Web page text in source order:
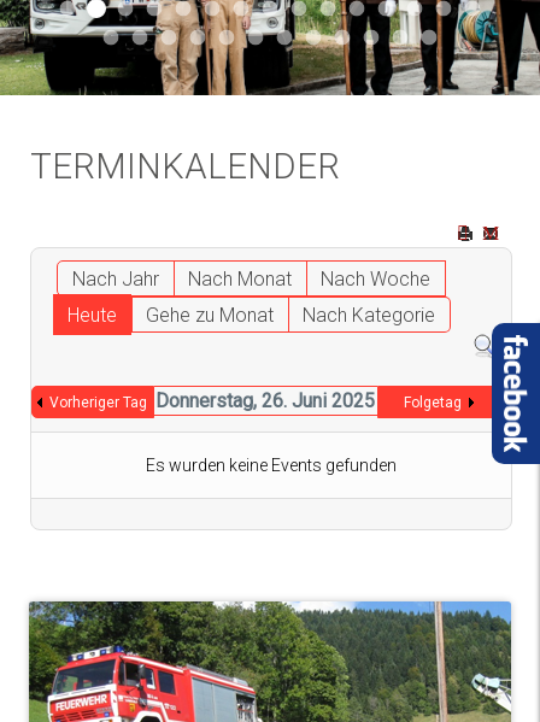
Aktuell 046
Aktuell 047
Start 011Aktuell 044
Aktuell 043
Aktuell 041
Aktuell 042
Aktuell 035
Aktuell 031
Aktuell 032
Aktuell 033
Aktuell 029
Aktuell 027
Aktuell 026
Start
Aktuell 024
Aktuell 019
Auto 010Start 010Start 002
Auto 002
Auto 009Auto 006Start 008
Start 005Start 003Start 006
TERMINKALENDER
Nach Jahr Nach Monat
Nach Woche
Heute
Gehe zu Monat Nach Kategorie
Vorheriger Tag Donnerstag, 26. Juni 2025 Folgetag
Es wurden keine Events gefunden